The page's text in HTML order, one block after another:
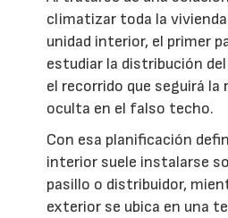
climatizar toda la
unidad interior, el primer
estudiar la distribución
el recorrido que seguirá la
oculta en el falso techo.
Con esa planificación
interior suele instalarse
pasillo o distribuidor,
exterior se ubica en una